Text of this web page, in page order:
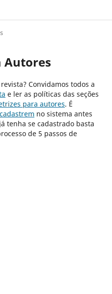
Autores
Convidamos todos a
e ler as políticas das seções
para autores. É
cadastrem no sistema antes
tenha se cadastrado basta
de 5 passos de